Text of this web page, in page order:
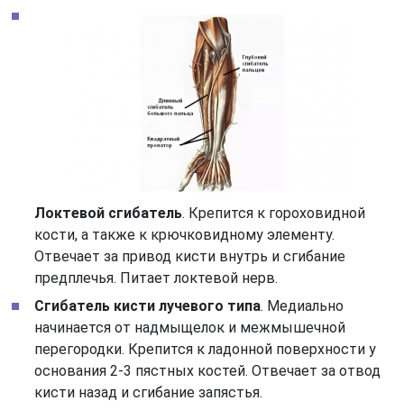
Локтевой сгибатель. Крепится к гороховидной
кости, а также к крючковидному элементу.
Отвечает за привод кисти внутрь и сгибание
предплечья. Питает локтевой нерв.
Сгибатель кисти лучевого типа. Медиально
начинается от надмыщелок и межмышечной
перегородки. Крепится к ладонной поверхности у
основания 2-3 пястных костей. Отвечает за отвод
кисти назад и сгибание запястья.